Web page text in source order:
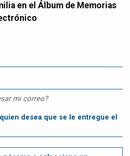
en el Álbum de Memorias
mi correo?